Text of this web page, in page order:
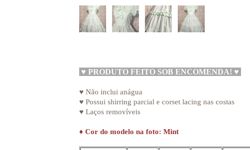
♥ PRODUTO FEITO SOB ENCOMENDA! ♥
♥ Não inclui anágua
♥ Possui shirring parcial e corset lacing nas costas
♥ Laços removíveis
♦ Cor do modelo na foto: Mint